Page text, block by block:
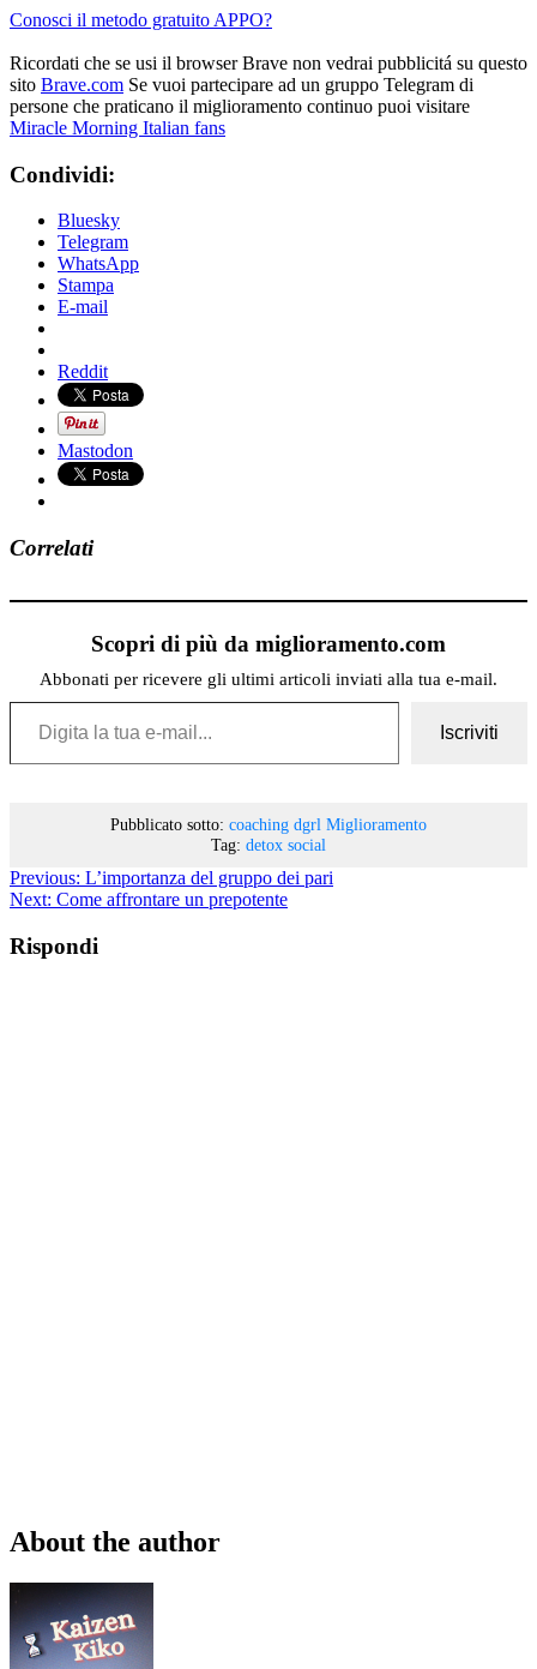
Conosci il metodo gratuito APPO?
Ricordati che se usi il browser Brave non vedrai pubblicitá su questo
sito Brave.com Se vuoi partecipare ad un gruppo Telegram di
persone che praticano il miglioramento continuo puoi visitare
Miracle Morning Italian fans
Condividi:
Bluesky
Telegram
WhatsApp
Stampa
E-mail
Reddit
Mastodon
Correlati
Scopri di più da miglioramento.com
Abbonati per ricevere gli ultimi articoli inviati alla tua e-mail.
Digita la tua e-mail...
Iscriviti
Pubblicato sotto: coaching dgrl Miglioramento
Tag: detox social
Previous: L’importanza del gruppo dei pari
Next: Come affrontare un prepotente
Rispondi
About the author